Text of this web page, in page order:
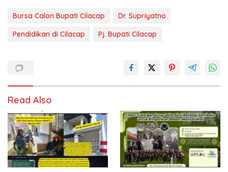
Bursa Calon Bupati Cilacap
Dr. Supriyatno
Pendidikan di Cilacap
Pj. Bupati Cilacap
Read Also